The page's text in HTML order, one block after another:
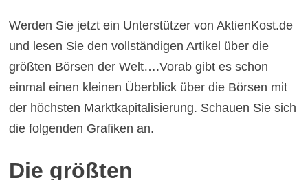
Werden Sie jetzt ein Unterstützer von AktienKost.de
und lesen Sie den vollständigen Artikel über die
größten Börsen der Welt….Vorab gibt es schon
einmal einen kleinen Überblick über die Börsen mit
der höchsten Marktkapitalisierung. Schauen Sie sich
die folgenden Grafiken an.
Die größten